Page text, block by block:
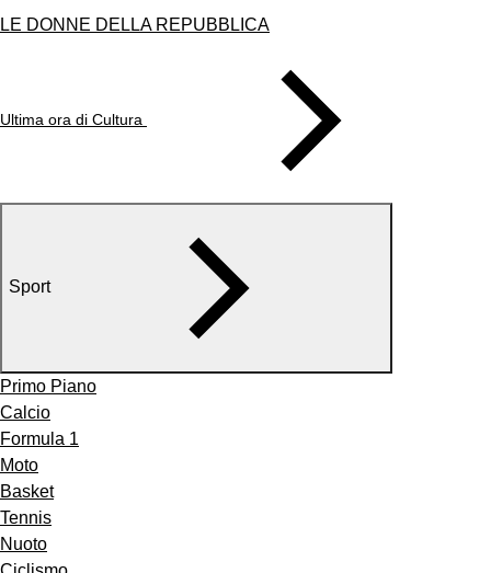
LE DONNE DELLA REPUBBLICA
Ultima ora di Cultura
Sport
Primo Piano
Calcio
Formula 1
Moto
Basket
Tennis
Nuoto